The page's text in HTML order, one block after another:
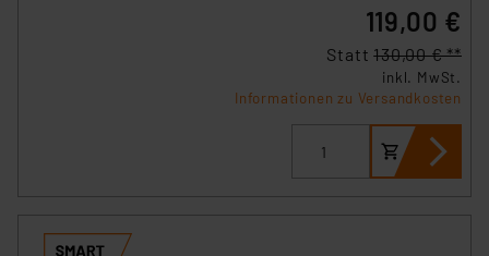
119,00 €
Statt130,00 € **
inkl. MwSt.
Informationen zu Versandkosten